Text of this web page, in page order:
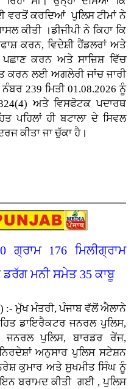
ਵਰਤੋਂ ਕਰਦਿਆਂ ਪੁਲਿਸ ਟੀਮਾਂ ਨੇ
ਕੀਤੀ ।ਡੀਜੀਪੀ ਨੇ ਕਿਹਾ ਕਿ
ਕਰਨ, ਵਿਦੇਸ਼ੀ ਹੈਂਡਲਰਾਂ ਅਤੇ
ਕਰਨ ਅਤੇ ਸਾਜ਼ਿਸ਼ ਵਿੱਚ
ਕਰਨ ਲਈ ਅਗਲੇਰੀ ਜਾਂਚ ਜਾਰੀ
239 ਮਿਤੀ 01.08.2026 ਨੂੰ
ਅਤੇ ਵਿਸਫੋਟਕ ਪਦਾਰਥ
ਪਹਿਲਾਂ ਹੀ ਬਟਾਲਾ ਦੇ ਸਿਵਲ
ਕੀਤਾ ਜਾ ਚੁੱਕਾ ਹੈ।
ਗ੍ਰਾਮ 176 ਮਿਲੀਗ੍ਰਾਮ
ਮਨੀ ਸਮੇਤ 35 ਕਾਬੂ
ਮੁੱਖ ਮੰਤਰੀ, ਪੰਜਾਬ ਵੱਲੋਂ ਐਲਾਨੇ
ਡਾਇਰੈਕਟਰ ਜਨਰਲ ਪੁਲਿਸ,
ਪੁਲਿਸ, ਬਾਰਡਰ ਰੇਂਜ,
ਅਨੁਸਾਰ ਪੁਲਿਸ ਸਟੇਸ਼ਨ
ਕੁਮਾਰ ਅਤੇ ਸੁਖਮੀਤ ਸਿੰਘ ਨੂੰ
ਬਰਾਮਦ ਕੀਤੀ ਗਈ , ਪੁਲਿਸ